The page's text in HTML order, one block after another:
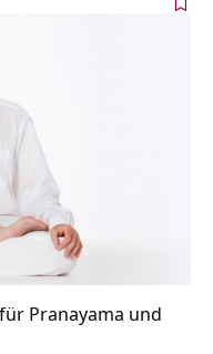
Pranayama und